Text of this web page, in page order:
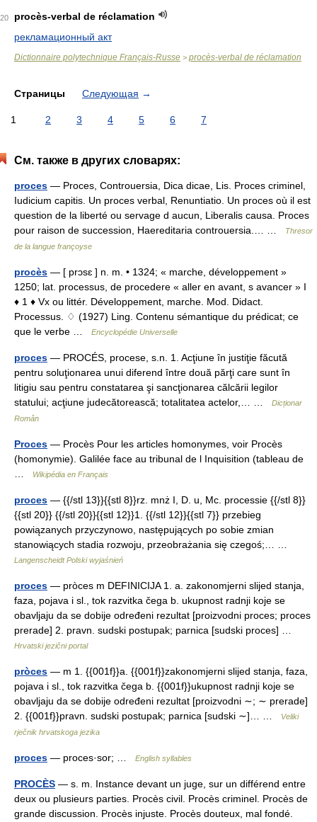
20
procès-verbal de réclamation
рекламационный акт
Dictionnaire polytechnique Français-Russe > procès-verbal de réclamation
Страницы Следующая →
1 2 3 4 5 6 7
См. также в других словарях:
proces — Proces, Controuersia, Dica dicae, Lis. Proces criminel,
Iudicium capitis. Un proces verbal, Renuntiatio. Un proces où il est
question de la liberté ou servage d aucun, Liberalis causa. Proces
pour raison de succession, Haereditaria controuersia.… …
Thresor
de la langue françoyse
procès — [ prɔsɛ ] n. m. • 1324; « marche, développement »
1250; lat. processus, de procedere « aller en avant, s avancer » I
♦ 1 ♦ Vx ou littér. Développement, marche. Mod. Didact.
Processus. ♢ (1927) Ling. Contenu sémantique du prédicat; ce
que le verbe …
Encyclopédie Universelle
proces — PROCÉS, procese, s.n. 1. Acţiune în justiţie făcută
pentru soluţionarea unui diferend între două părţi care sunt în
litigiu sau pentru constatarea şi sancţionarea călcării legilor
statului; acţiune judecătorească; totalitatea actelor,… …
Dicționar
Român
Proces — Procès Pour les articles homonymes, voir Procès
(homonymie). Galilée face au tribunal de l Inquisition (tableau de
Wikipédia en Français
proces — {{/stl 13}}{{stl 8}}rz. mnż I, D. u, Mc. processie {{/stl 8}}
{{stl 20}} {{/stl 20}}{{stl 12}}1. {{/stl 12}}{{stl 7}} przebieg
powiązanych przyczynowo, następujących po sobie zmian
stanowiących stadia rozwoju, przeobrażania się czegoś;… …
Langenscheidt Polski wyjaśnień
proces — pròces m DEFINICIJA 1. a. zakonomjerni slijed stanja,
faza, pojava i sl., tok razvitka čega b. ukupnost radnji koje se
obavljaju da se dobije određeni rezultat [proizvodni proces; proces
prerade] 2. pravn. sudski postupak; parnica [sudski proces] …
Hrvatski jezični portal
pròces — m 1. {{001f}}a. {{001f}}zakonomjerni slijed stanja, faza,
pojava i sl., tok razvitka čega b. {{001f}}ukupnost radnji koje se
obavljaju da se dobije određeni rezultat [proizvodni ∼; ∼ prerade]
2. {{001f}}pravn. sudski postupak; parnica [sudski ∼]… …
Veliki
rječnik hrvatskoga jezika
proces — proces·sor; … English syllables
PROCÈS — s. m. Instance devant un juge, sur un différend entre
deux ou plusieurs parties. Procès civil. Procès criminel. Procès de
grande discussion. Procès injuste. Procès douteux, mal fondé.